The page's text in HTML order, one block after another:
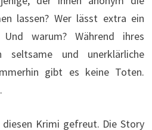
lassen? Wer lässt extra ein
warum? Während ihres
seltsame und unerklärliche
gibt es keine Toten.
Krimi gefreut. Die Story